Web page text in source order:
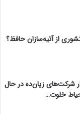
از آتیه‌سازان حافظ؟
شرکت‌های زیان‌ده در حال
خلوت…